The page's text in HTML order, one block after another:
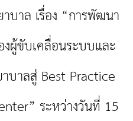
บาล เรื่อง “การพัฒนา
ผู้ขับเคลื่อนระบบและ
บาลสู่ Best Practice
ระหว่างวันที่ 15